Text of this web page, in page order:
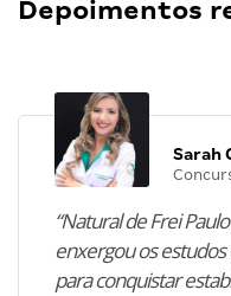
Depoimentos
Sarah
“Natural de Frei
enxergou os
para conquistar